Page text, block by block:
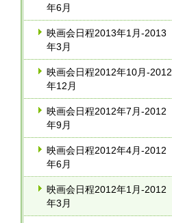
年6月
映画会日程2013年1月‐2013
年3月
映画会日程2012年10月‐2012
年12月
映画会日程2012年7月‐2012
年9月
映画会日程2012年4月‐2012
年6月
映画会日程2012年1月‐2012
年3月